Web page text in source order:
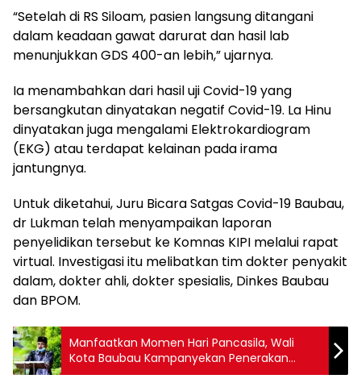
“Setelah di RS Siloam, pasien langsung ditangani
dalam keadaan gawat darurat dan hasil lab
menunjukkan GDS 400-an lebih,” ujarnya.
Ia menambahkan dari hasil uji Covid-19 yang
bersangkutan dinyatakan negatif Covid-19. La Hinu
dinyatakan juga mengalami Elektrokardiogram
(EKG) atau terdapat kelainan pada irama
jantungnya.
Untuk diketahui, Juru Bicara Satgas Covid-19 Baubau,
dr Lukman telah menyampaikan laporan
penyelidikan tersebut ke Komnas KIPI melalui rapat
virtual. Investigasi itu melibatkan tim dokter penyakit
dalam, dokter ahli, dokter spesialis, Dinkes Baubau
dan BPOM.
Manfaatkan Momen Hari Pancasila, Wali
Kota Baubau Kampanyekan Penerakan
Protokol Kesehatan